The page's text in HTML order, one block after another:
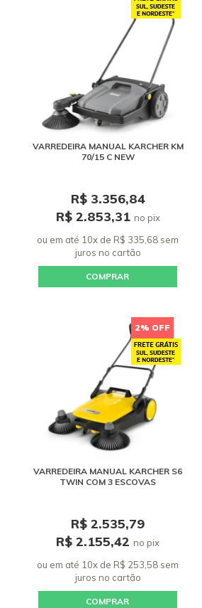
VARREDEIRA MANUAL KARCHER KM
70/15 C NEW
R$ 3.356,84
R$ 2.853,31 no pix
ou em até 10x de R$ 335,68 sem
juros no cartão
COMPRAR
2% OFF
VARREDEIRA MANUAL KARCHER S6
TWIN COM 3 ESCOVAS
R$ 2.535,79
R$ 2.155,42 no pix
ou em até 10x de R$ 253,58 sem
juros no cartão
COMPRAR